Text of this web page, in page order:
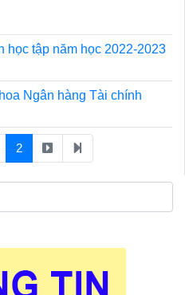
học tập năm học 2022-2023
Ngân hàng Tài chính
2